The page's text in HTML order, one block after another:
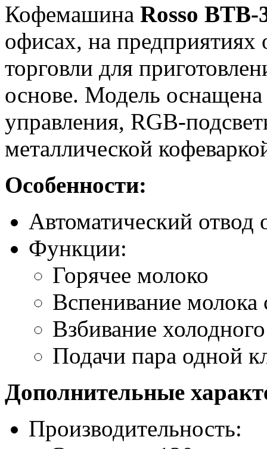
Кофемашина Rosso BTB-
офисах, на предприятиях
торговли для
основе. Модель
управления, RGB-
металлической
Особенности:
Автоматический отвод
Функции:
Горячее молоко
Вспенивание
Взбивание
Подачи пара одной
Дополнительные
Производительность: